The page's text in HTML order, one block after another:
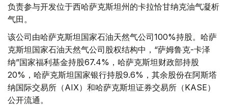
负责参与开发位于西哈萨克斯坦州的卡拉恰甘纳克油气凝析
气田。
该公司由哈萨克斯坦国家石油天然气公司100%持股。哈萨
克斯坦国家石油天然气公司股权结构中，“萨姆鲁克-卡泽
纳”国家福利基金持股67.4%，哈萨克斯坦财政部持股
20%，哈萨克斯坦国家银行持股9.6%，其余股份在阿斯塔
纳国际交易所（AIX）和哈萨克斯坦证券交易所（KASE）
公开流通。